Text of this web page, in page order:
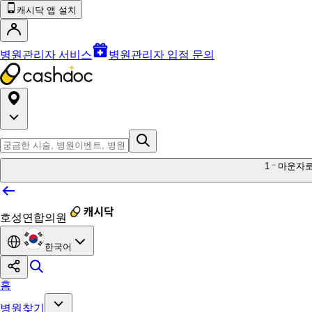
캐시닥 앱 설치
병원관리자 서비스 병원관리자 입점 문의
1 마운자
호성연합의원
한국어
홈
병원찾기